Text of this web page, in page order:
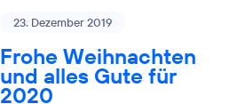
23. Dezember 2019
Frohe Weihnachten
und alles Gute für
2020